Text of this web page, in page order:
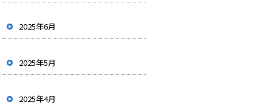
2025年6月
2025年5月
2025年4月